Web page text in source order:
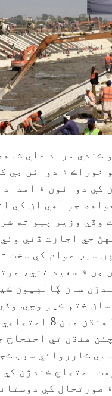
ڪندي مراد علي
خوراڪ ۽ دوائن جي
کي دوائون ۽
جو آهي ان کي
وڏي وزير چيو ته
جي اجازت ڏني
سبب عوام کي سخت
جن ۾ سعيد غني،
سان ڳالهيون
ختم ڪيو وڃي.
انتظامي
هنڌن تي احتجاج
ڪارروائي سبب
احتجاج ڪندڙن
صورتحال کي